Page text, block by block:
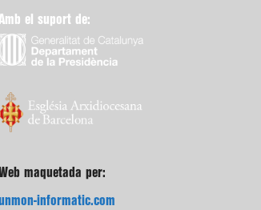
el suport de:
maquetada per:
informatic.com